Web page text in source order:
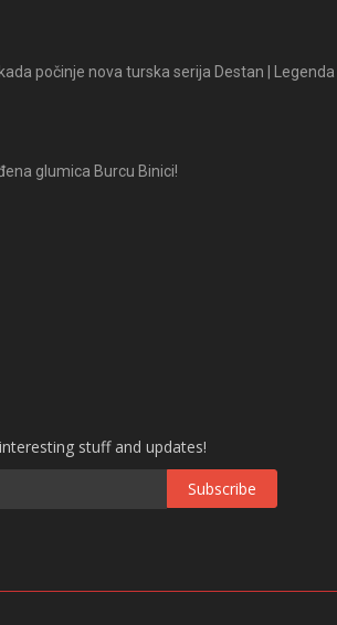
počinje nova turska serija Destan | Legenda
glumica Burcu Binici!
stuff and updates!
Subscribe